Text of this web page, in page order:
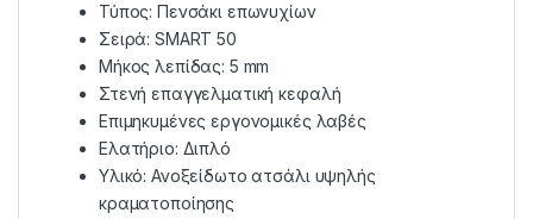
Τύπος: Πενσάκι επωνυχίων
Σειρά: SMART 50
Μήκος λεπίδας: 5 mm
Στενή επαγγελματική κεφαλή
Επιμηκυμένες εργονομικές λαβές
Ελατήριο: Διπλό
Υλικό: Ανοξείδωτο ατσάλι υψηλής
κραματοποίησης